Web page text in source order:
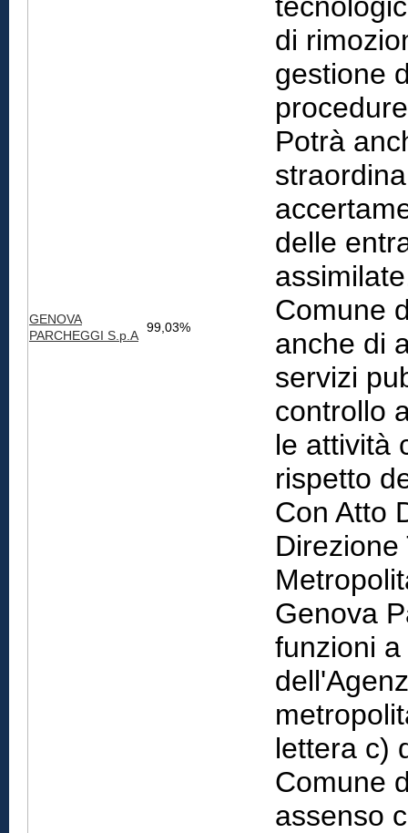
GENOVA
PARCHEGGI S.p.A
99,03%
di
gestione
Potrà
delle
Comune
anche di
servizi
controllo
le attività
rispetto
Con Atto
Genova
funzioni
lettera c)
Comune
assenso